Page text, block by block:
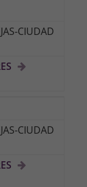
CIUDAD
CIUDAD